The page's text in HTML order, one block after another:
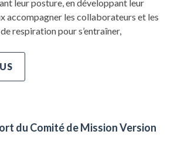
leur posture, en développant leur
accompagner les collaborateurs et les
respiration pour s’entraîner,
du Comité de Mission Version